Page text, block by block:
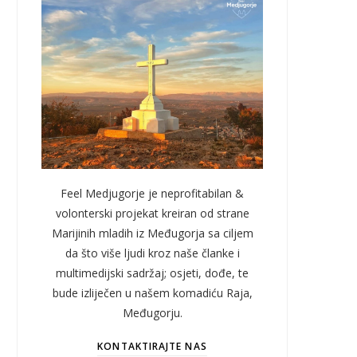
Feel Medjugorje je neprofitabilan &
volonterski projekat kreiran od strane
Marijinih mladih iz Međugorja sa ciljem
da što više ljudi kroz naše članke i
multimedijski sadržaj; osjeti, dođe, te
bude izliječen u našem komadiću Raja,
Međugorju.
KONTAKTIRAJTE NAS